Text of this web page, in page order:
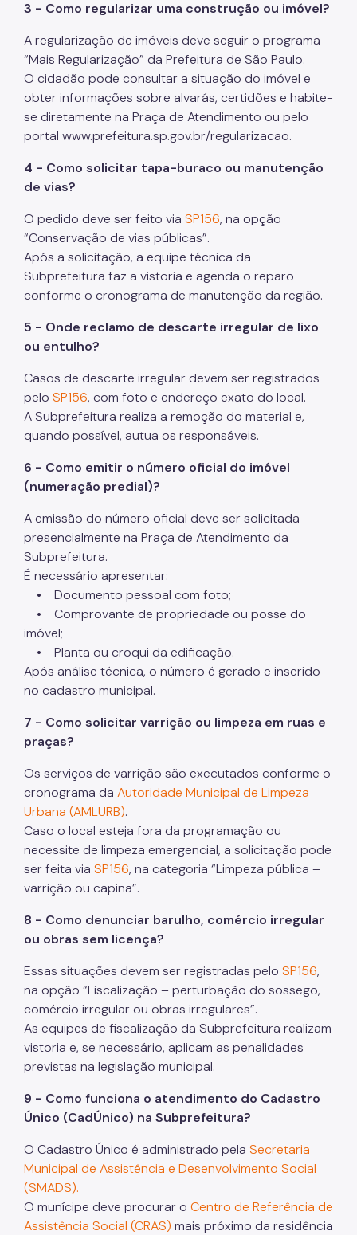
3 - Como regularizar uma construção ou imóvel?
A regularização de imóveis deve seguir o programa
“Mais Regularização” da Prefeitura de São Paulo.
O cidadão pode consultar a situação do imóvel e
obter informações sobre alvarás, certidões e habite-
se diretamente na Praça de Atendimento ou pelo
portal www.prefeitura.sp.gov.br/regularizacao.
4 - Como solicitar tapa-buraco ou manutenção
de vias?
O pedido deve ser feito via SP156, na opção
“Conservação de vias públicas”.
Após a solicitação, a equipe técnica da
Subprefeitura faz a vistoria e agenda o reparo
conforme o cronograma de manutenção da região.
5 - Onde reclamo de descarte irregular de lixo
ou entulho?
Casos de descarte irregular devem ser registrados
pelo SP156, com foto e endereço exato do local.
A Subprefeitura realiza a remoção do material e,
quando possível, autua os responsáveis.
6 - Como emitir o número oficial do imóvel
(numeração predial)?
A emissão do número oficial deve ser solicitada
presencialmente na Praça de Atendimento da
Subprefeitura.
É necessário apresentar:
• Documento pessoal com foto;
• Comprovante de propriedade ou posse do
imóvel;
• Planta ou croqui da edificação.
Após análise técnica, o número é gerado e inserido
no cadastro municipal.
7 - Como solicitar varrição ou limpeza em ruas e
praças?
Os serviços de varrição são executados conforme o
cronograma da Autoridade Municipal de Limpeza
Urbana (AMLURB).
Caso o local esteja fora da programação ou
necessite de limpeza emergencial, a solicitação pode
ser feita via SP156, na categoria “Limpeza pública –
varrição ou capina”.
8 - Como denunciar barulho, comércio irregular
ou obras sem licença?
Essas situações devem ser registradas pelo SP156,
na opção “Fiscalização – perturbação do sossego,
comércio irregular ou obras irregulares”.
As equipes de fiscalização da Subprefeitura realizam
vistoria e, se necessário, aplicam as penalidades
previstas na legislação municipal.
9 - Como funciona o atendimento do Cadastro
Único (CadÚnico) na Subprefeitura?
O Cadastro Único é administrado pela Secretaria
Municipal de Assistência e Desenvolvimento Social
(SMADS).
O munícipe deve procurar o Centro de Referência de
Assistência Social (CRAS) mais próximo da residência